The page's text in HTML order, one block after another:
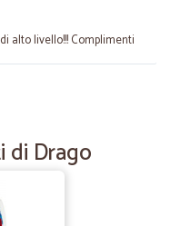
alto livello!!! Complimenti
e il Servizio è molto buono.
trovato nulla di rotto o
verdura e devo dire di buona
in certi momenti fa comodo
perché prezzi un pochino
Drago